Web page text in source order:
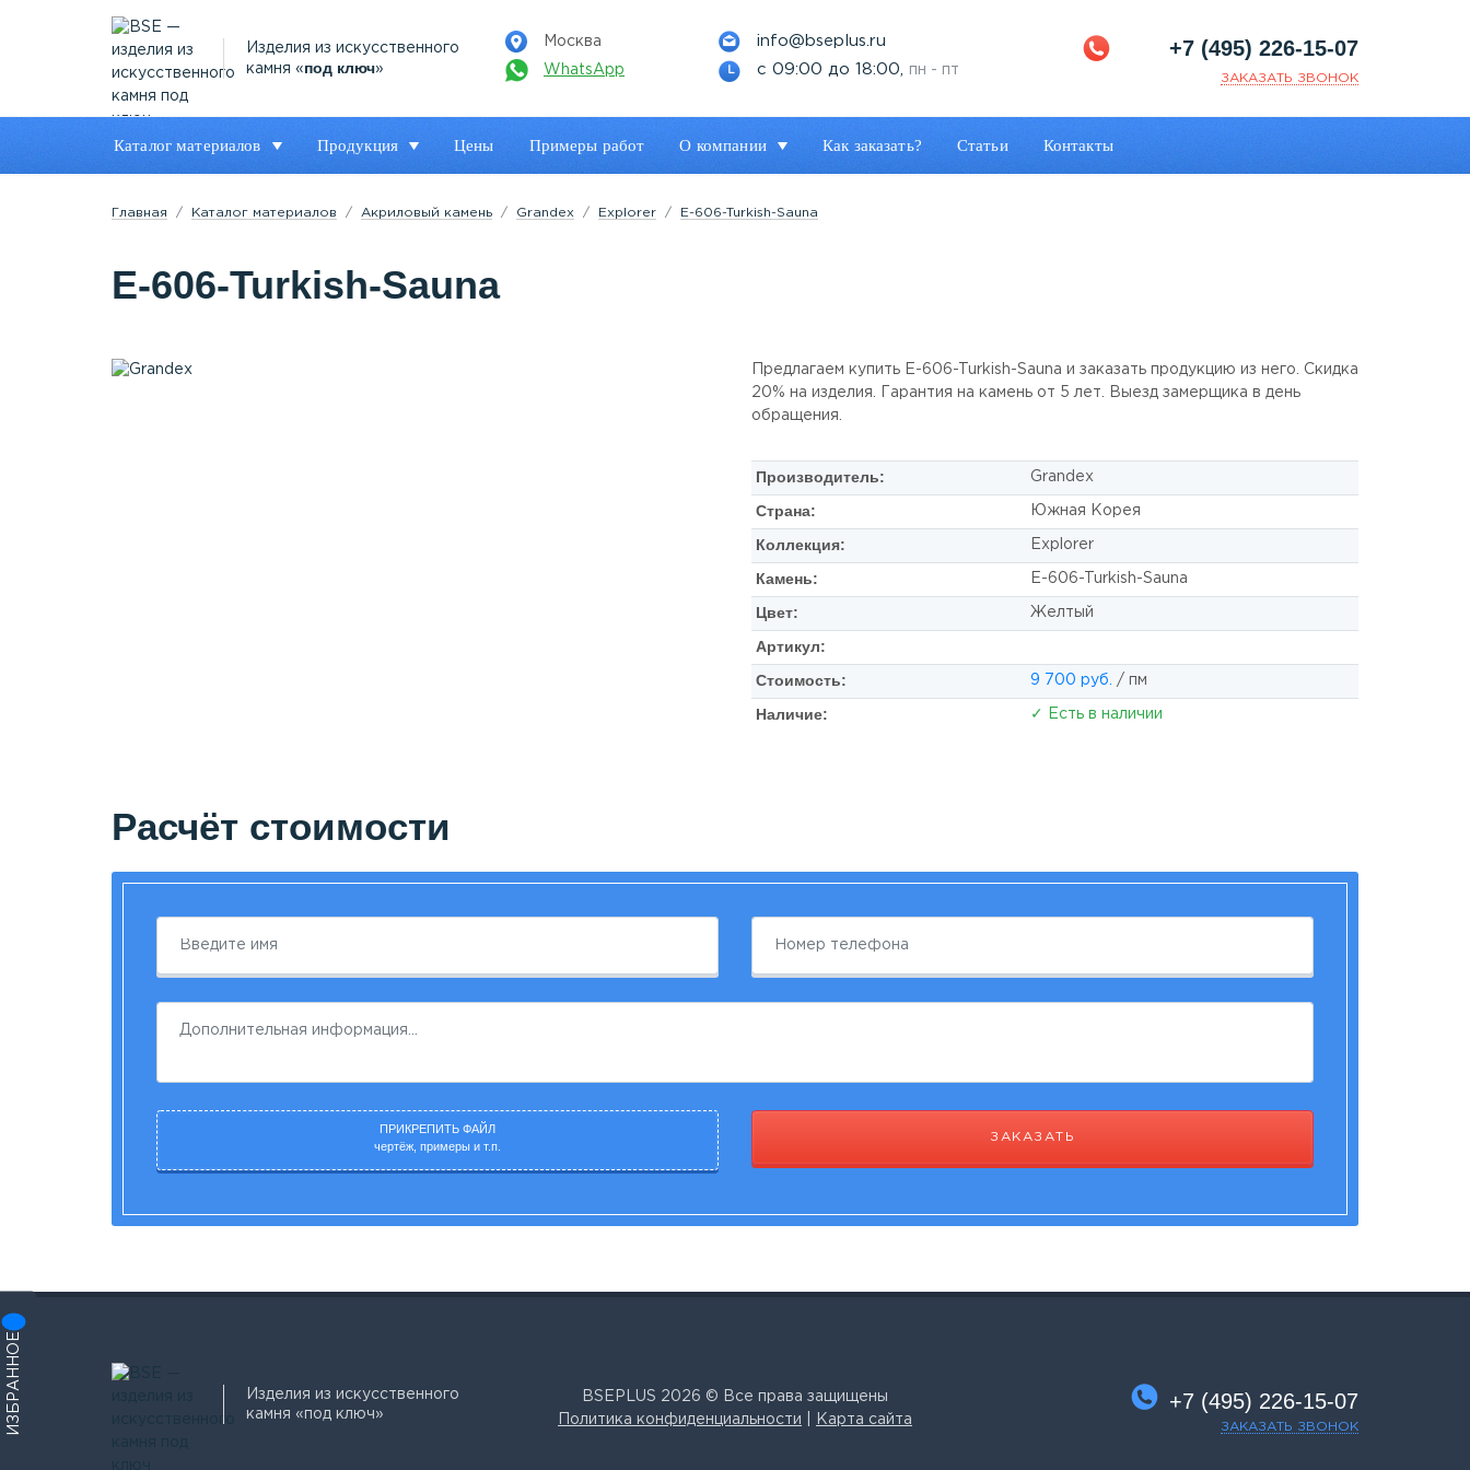
Изделия из искусственного
камня «под ключ»
Москва
WhatsApp
info@bseplus.ru
с 09:00 до 18:00,
пн - пт
+7 (495) 226-15-07
ЗАКАЗАТЬ ЗВОНОК
Каталог материалов Продукция Цены Примеры работ О компании Как заказать? Статьи Контакты
Главная Каталог материалов Акриловый камень Grandex Explorer E-606-Turkish-Sauna
E-606-Turkish-Sauna
ИЗБРАННОЕ
Предлагаем купить E-606-Turkish-Sauna и заказать продукцию из него. Скидка
20% на изделия. Гарантия на камень от 5 лет. Выезд замерщика в день
обращения.
Производитель: Grandex
Страна: Южная Корея
Коллекция: Explorer
Камень: E-606-Turkish-Sauna
Цвет: Желтый
Артикул:
Стоимость:
9 700 руб. / пм
Наличие: ✓ Есть в наличии
Расчёт стоимости
ПРИКРЕПИТЬ ФАЙЛ
чертёж, примеры и т.п.
ЗАКАЗАТЬ
Изделия из искусственного
камня «под ключ»
BSEPLUS 2026 © Все права защищены
Политика конфиденциальности
Карта сайта
+7 (495) 226-15-07
ЗАКАЗАТЬ ЗВОНОК